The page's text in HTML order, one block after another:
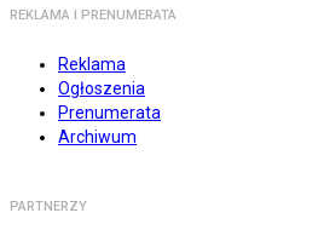
REKLAMA I PRENUMERATA
Reklama
Ogłoszenia
Prenumerata
Archiwum
PARTNERZY